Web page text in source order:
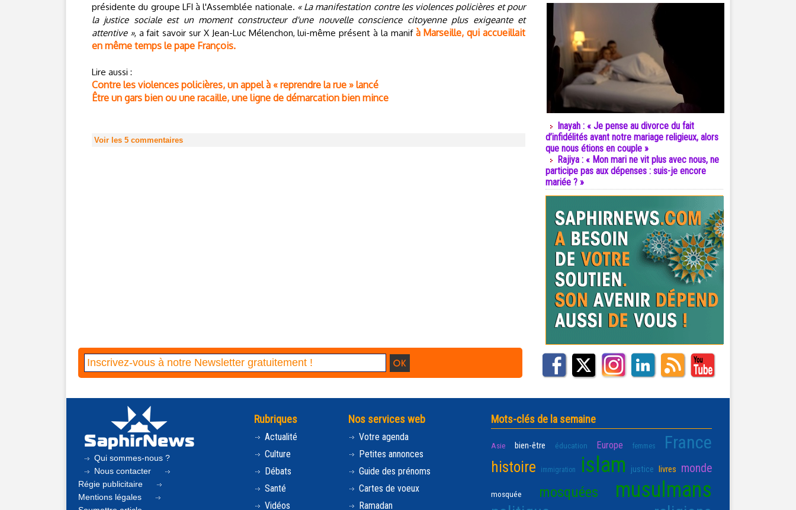
présidente du groupe LFI à l'Assemblée nationale. « La manifestation contre les violences policières et pour
la justice sociale est un moment constructeur d'une nouvelle conscience citoyenne plus exigeante et
attentive », a fait savoir sur X Jean-Luc Mélenchon, lui-même présent à la manif à Marseille, qui accueillait
en même temps le pape François.
Lire aussi :
Contre les violences policières, un appel à « reprendre la rue » lancé
Être un gars bien ou une racaille, une ligne de démarcation bien mince
Voir les 5 commentaires
Inayah : « Je pense au divorce du fait
d’infidélités avant notre mariage religieux, alors
que nous étions en couple »
Rajiya : « Mon mari ne vit plus avec nous, ne
participe pas aux dépenses : suis-je encore
mariée ? »
Qui sommes-nous ?
Nous contacter
Régie publicitaire
Mentions légales
Rubriques
Actualité
Culture
Débats
Santé
Vidéos
Nos services web
Votre agenda
Petites annonces
Guide des prénoms
Cartes de voeux
Ramadan
Mots-clés de la semaine
Asie bien-être éducation Europe femmes France
histoire immigration islam justice livres monde
mosquée mosquées musulmans